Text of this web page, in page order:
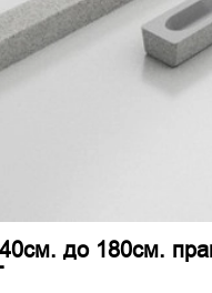
до 180см.